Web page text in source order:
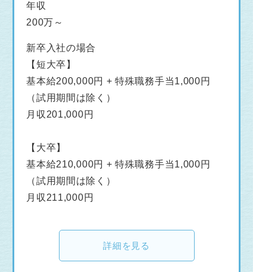
年収
200万～
新卒入社の場合
【短大卒】
基本給200,000円 + 特殊職務手当1,000円
（試用期間は除く）
月収201,000円
【大卒】
基本給210,000円 + 特殊職務手当1,000円
（試用期間は除く）
月収211,000円
詳細を見る